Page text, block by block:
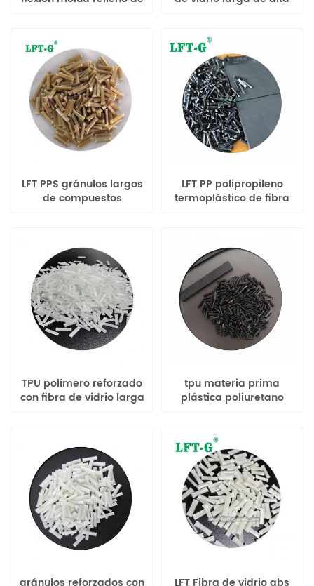
LFT PPS gránulos largos
de compuestos
LFT PP polipropileno
termoplástico de fibra
TPU polímero reforzado
con fibra de vidrio larga
tpu materia prima
plástica poliuretano
gránulos reforzados con
LFT Fibra de vidrio abs